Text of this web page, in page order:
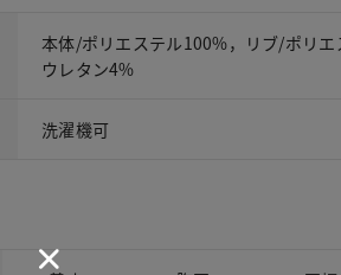
本体/ポリエステル100%，リブ/ポリエ
ウレタン4%
洗濯機可